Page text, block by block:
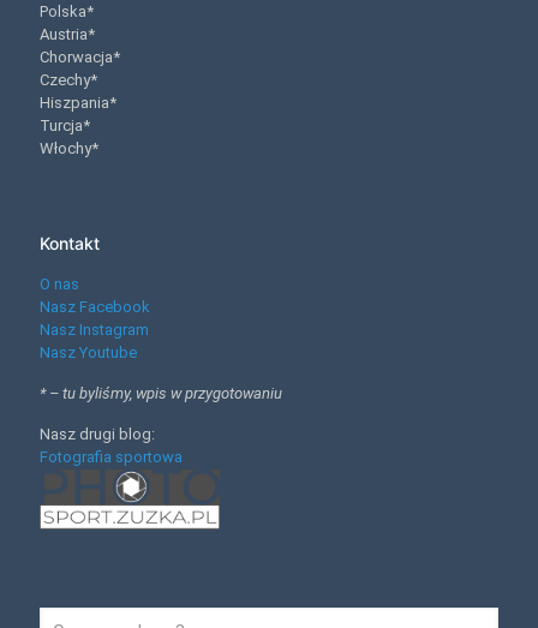
Polska*
Austria*
Chorwacja*
Czechy*
Hiszpania*
Turcja*
Włochy*
Kontakt
O nas
Nasz Facebook
Nasz Instagram
Nasz Youtube
* – tu byliśmy, wpis w przygotowaniu
Nasz drugi blog:
Fotografia sportowa